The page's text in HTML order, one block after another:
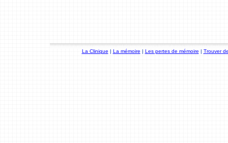
La Clinique | La mémoire| Les pertes de mémoire | Trouver